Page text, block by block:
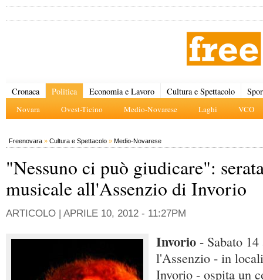
Cronaca Politica
Novara Ovest-Ticino Medio-Novarese Laghi VCO
Economia e Lavoro Cultura e Spettacolo
Freenovara » Cultura e Spettacolo » Medio-Novarese
"Nessuno ci può giudicare":
musicale all'Assenzio di Invorio
ARTICOLO | APRILE 10, 2012 - 11:27PM
Invorio - Sabato
l'Assenzio - in
Invorio - ospita un